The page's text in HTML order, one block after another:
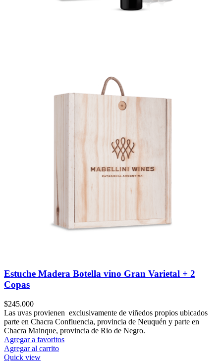
Estuche Madera Botella vino Gran Varietal + 2
Copas
$245.000
Las uvas provienen exclusivamente de viñedos propios ubicados
parte en Chacra Confluencia, provincia de Neuquén y parte en
Chacra Mainque, provincia de Rio de Negro.
Agregar a favoritos
Agregar al carrito
Quick view